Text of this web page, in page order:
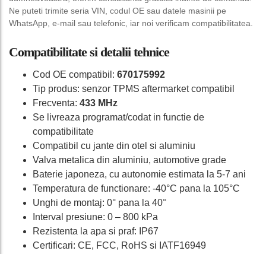
Ne puteti trimite seria VIN, codul OE sau datele masinii pe
WhatsApp, e-mail sau telefonic, iar noi verificam compatibilitatea.
Compatibilitate si detalii tehnice
Cod OE compatibil: 670175992
Tip produs: senzor TPMS aftermarket compatibil
Frecventa: 433 MHz
Se livreaza programat/codat in functie de
compatibilitate
Compatibil cu jante din otel si aluminiu
Valva metalica din aluminiu, automotive grade
Baterie japoneza, cu autonomie estimata la 5-7 ani
Temperatura de functionare: -40°C pana la 105°C
Unghi de montaj: 0° pana la 40°
Interval presiune: 0 – 800 kPa
Rezistenta la apa si praf: IP67
Certificari: CE, FCC, RoHS si IATF16949